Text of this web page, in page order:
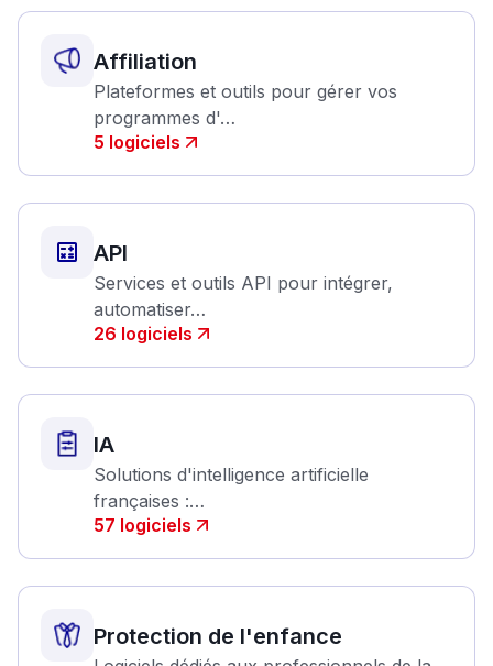
Affiliation
Plateformes et outils pour gérer vos
programmes d'…
5 logiciels
API
Services et outils API pour intégrer,
automatiser…
26 logiciels
IA
Solutions d'intelligence artificielle
françaises :…
57 logiciels
Protection de l'enfance